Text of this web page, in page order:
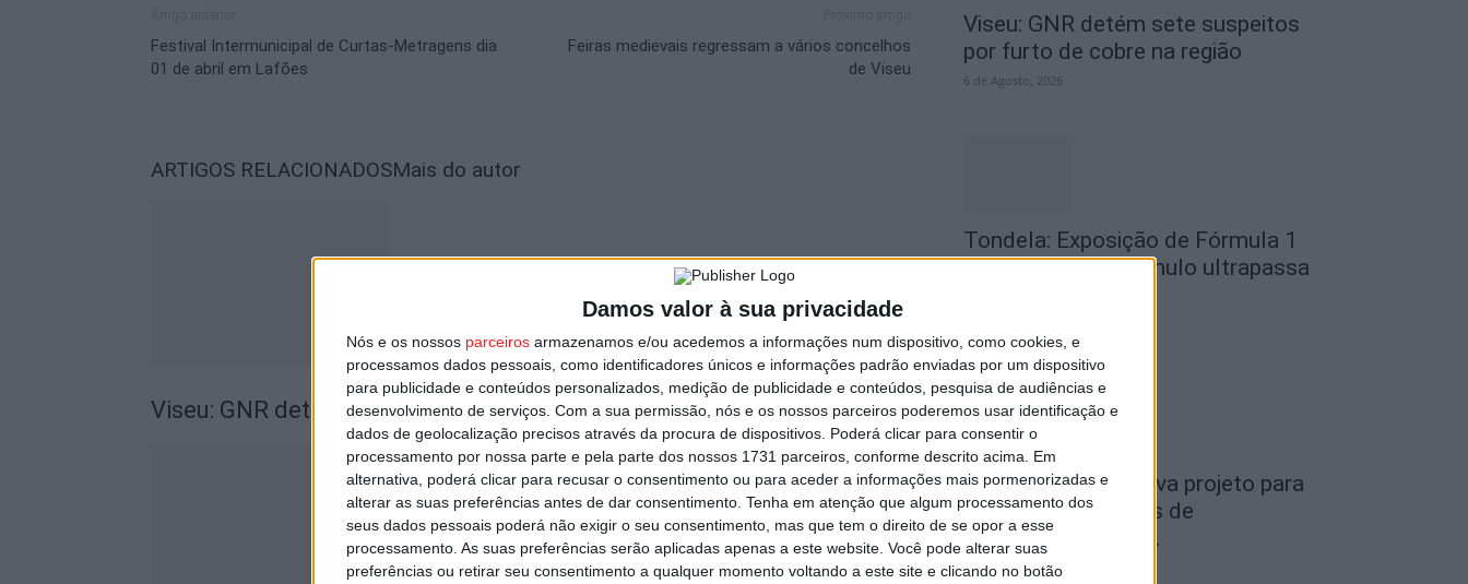
Damos valor à sua privacidade
Nós e os nossos parceiros armazenamos e/ou acedemos a informações num dispositivo, como cookies, e
processamos dados pessoais, como identificadores únicos e informações padrão enviadas por um dispositivo
para publicidade e conteúdos personalizados, medição de publicidade e conteúdos, pesquisa de audiências e
desenvolvimento de serviços. Com a sua permissão, nós e os nossos parceiros poderemos usar identificação e
dados de geolocalização precisos através da procura de dispositivos. Poderá clicar para consentir o
processamento por nossa parte e pela parte dos nossos 1731 parceiros, conforme descrito acima. Em
alternativa, poderá clicar para recusar o consentimento ou para aceder a informações mais pormenorizadas e
alterar as suas preferências antes de dar consentimento. Tenha em atenção que algum processamento dos
seus dados pessoais poderá não exigir o seu consentimento, mas que tem o direito de se opor a esse
processamento. As suas preferências serão aplicadas apenas a este website. Você pode alterar suas
preferências ou retirar seu consentimento a qualquer momento voltando a este site e clicando no botão
Festival Intermunicipal de Curtas-Metragens dia
01 de abril em Lafões
Feiras medievais regressam a vários concelhos
de Viseu
ARTIGOS RELACIONADOSMais do autor
Viseu: GNR detém sete suspeitos por furto de cobre na região
Viseu: GNR detém sete suspeitos
por furto de cobre na região
6 de Agosto, 2026
Tondela: Exposição de Fórmula 1
no Museu do Caramulo ultrapassa
Viseu: Câmara aprova projeto para
instalar 54 câmaras de
videovigilância em...
6 de Agosto, 2026